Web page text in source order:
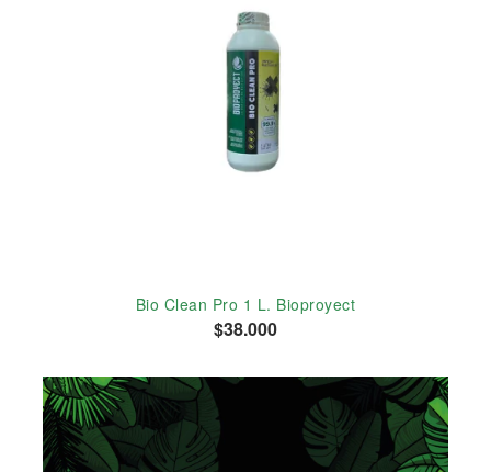
Bio Clean Pro 1 L. Bioproyect
$38.000